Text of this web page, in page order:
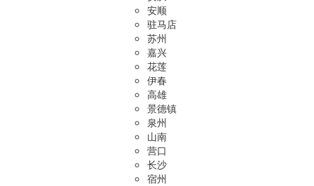
安顺
驻马店
苏州
嘉兴
花莲
伊春
高雄
景德镇
泉州
山南
营口
长沙
宿州